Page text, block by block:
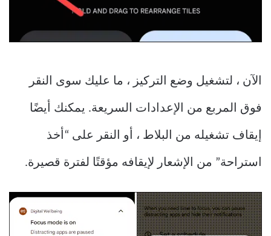
الآن ، لتشغيل وضع التركيز ، ما عليك سوى النقر
فوق المربع من الإعدادات السريعة. يمكنك أيضًا
إيقاف تشغيله من البلاط ، أو النقر على “أخذ
استراحة” من الإشعار لإيقافه مؤقتًا لفترة قصيرة.